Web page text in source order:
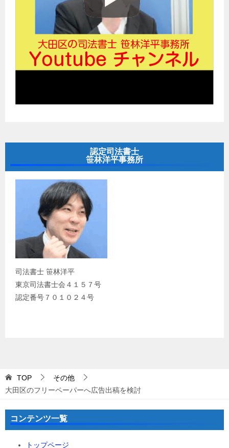
認定司法書士
笹林洋平事務所
司法書士 笹林洋平
東京司法書士会４１５７号
認定番号７０１０２４号
TOP
その他
大田区のフリーペーパーへ広告出稿を検討
コンテンツ一覧
トップページ